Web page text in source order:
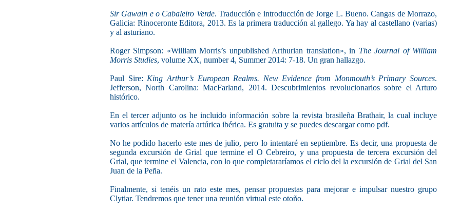
Sir Gawain e o Cabaleiro Verde. Traducción e introducción de Jorge L. Bueno. Cangas de Morrazo,
Galicia: Rinoceronte Editora, 2013. Es la primera traducción al gallego. Ya hay al castellano (varias)
y al asturiano.
Roger Simpson: «William Morris’s unpublished Arthurian translation», in The Journal of William
Morris Studies, volume XX, number 4, Summer 2014: 7-18. Un gran hallazgo.
Paul Sire: King Arthur’s European Realms. New Evidence from Monmouth’s Primary Sources.
Jefferson, North Carolina: MacFarland, 2014. Descubrimientos revolucionarios sobre el Arturo
histórico.
En el tercer adjunto os he incluido información sobre la revista brasileña Brathair, la cual incluye
varios artículos de matería artúrica ibérica. Es gratuita y se puedes descargar como pdf.
No he podido hacerlo este mes de julio, pero lo intentaré en septiembre. Es decir, una propuesta de
segunda excursión de Grial que termine el O Cebreiro, y una propuesta de tercera excursión del
Grial, que termine el Valencia, con lo que completararíamos el ciclo del la excursión de Grial del San
Juan de la Peña.
Finalmente, si tenéis un rato este mes, pensar propuestas para mejorar e impulsar nuestro grupo
Clytiar. Tendremos que tener una reunión virtual este otoño.